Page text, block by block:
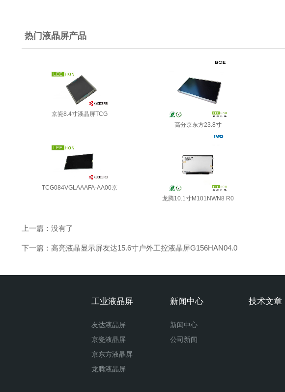
热门液晶屏产品
京瓷8.4寸液晶屏TCG
高分京东方23.8寸
TCG084VGLAAAFA-AA00京
龙腾10.1寸M101NWN8 R0
上一篇：没有了
下一篇： 高亮液晶显示屏友达15.6寸户外工控液晶屏G156HAN04.0
工业液晶屏
友达液晶屏
京瓷液晶屏
京东方液晶屏
龙腾液晶屏
新闻中心
新闻中心
公司新闻
技术文章